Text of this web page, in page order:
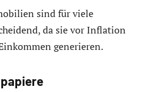
sind für viele
da sie vor Inflation
generieren.